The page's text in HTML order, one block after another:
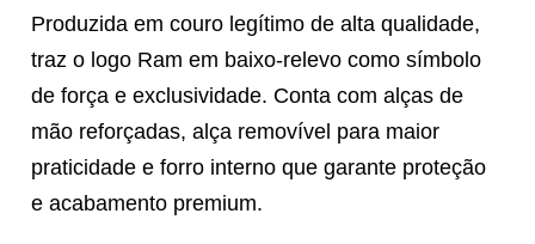
Produzida em couro legítimo de alta qualidade,
traz o logo Ram em baixo-relevo como símbolo
de força e exclusividade. Conta com alças de
mão reforçadas, alça removível para maior
praticidade e forro interno que garante proteção
e acabamento premium.